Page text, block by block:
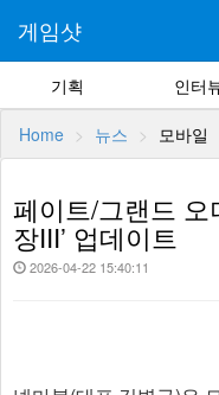
게임샷
기획 인터
Home 뉴스 모바일
페이트/그랜드 오
장III’ 업데이트
2026-04-22 15:40:11